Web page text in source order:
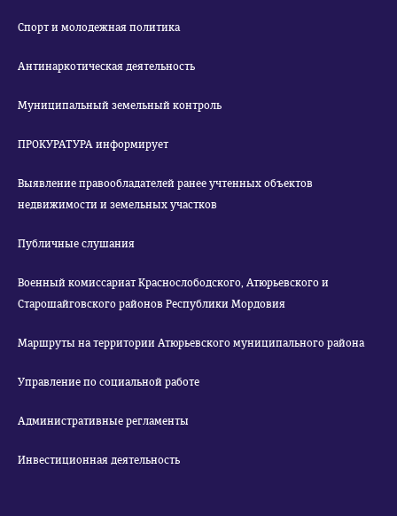
Спорт и молодежная политика
Антинаркотическая деятельность
Муниципальный земельный контроль
ПРОКУРАТУРА информирует
Выявление правообладателей ранее учтенных объектов
недвижимости и земельных участков
Публичные слушания
Военный комиссариат Краснослободского, Атюрьевского и
Старошайговского районов Республики Мордовия
Маршруты на территории Атюрьевского муниципального района
Управление по социальной работе
Административные регламенты
Инвестиционная деятельность